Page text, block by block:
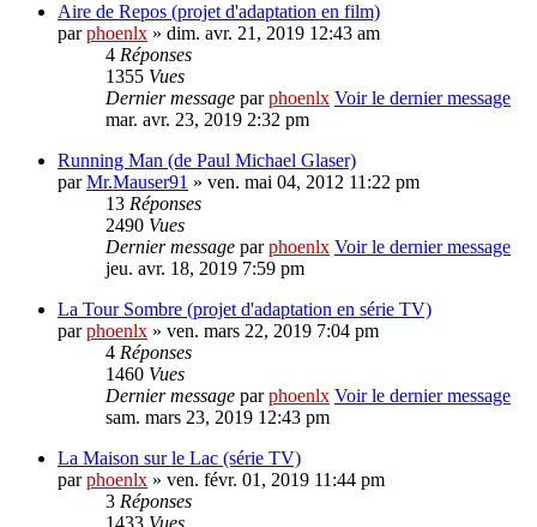
Aire de Repos (projet d'adaptation en film)
parphoenlx » dim. avr. 21, 2019 12:43 am
4 Réponses
1355 Vues
Dernier message parphoenlx Voir le dernier message
mar. avr. 23, 2019 2:32 pm
Running Man (de Paul Michael Glaser)
parMr.Mauser91 » ven. mai 04, 2012 11:22 pm
13 Réponses
2490 Vues
Dernier message parphoenlx Voir le dernier message
jeu. avr. 18, 2019 7:59 pm
La Tour Sombre (projet d'adaptation en série TV)
parphoenlx » ven. mars 22, 2019 7:04 pm
4 Réponses
1460 Vues
Dernier message parphoenlx Voir le dernier message
sam. mars 23, 2019 12:43 pm
La Maison sur le Lac (série TV)
parphoenlx » ven. févr. 01, 2019 11:44 pm
3 Réponses